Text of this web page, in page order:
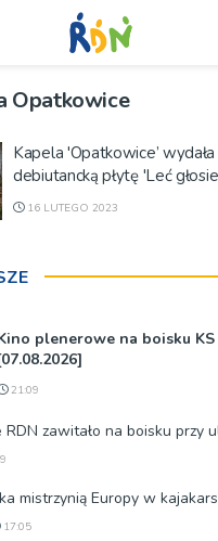
Opatkowice
Kapela 'Opatkowice’
debiutancką płytę 'Leć
16 LUTEGO 2023
plenerowe na boisku
21:09
zawitało na boisku przy
mistrzynią Europy w
17:05